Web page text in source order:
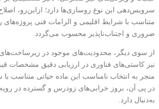
سرویس‌دهی این نوع روسازی‌ها دارد؛ ازاین‌رو،
متناسب با شرایط اقلیمی و الزامات فنی پروژه‌های
ضروری و اجتناب‌ناپذیر محسوب می‌گردد.
از سوی دیگر، محدودیت‌های موجود در
نیز کاستی‌های فناوری در ارزیابی دقیق مشخصات
منجر به انتخاب نامناسب این ماده حیاتی متناسب
در پی آن، بروز خرابی‌های زودرس و گسترده در
به‌دنبال دارد.